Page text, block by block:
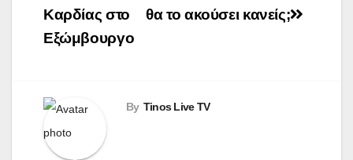
θα το ακούσει κανείς;
Καρδίας στο
Εξώμβουργο
By Tinos Live TV